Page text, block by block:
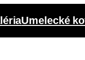
Umelecké